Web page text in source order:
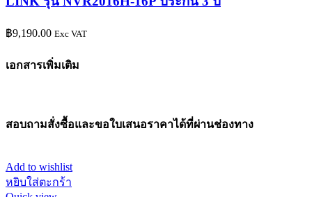
฿9,190.00 Exc VAT
เอกสารเพิ่มเติม
สอบถามสั่งซื้อและขอใบเสนอราคาได้ที่ผ่านช่องทาง
Add to wishlist
หยิบใส่ตะกร้า